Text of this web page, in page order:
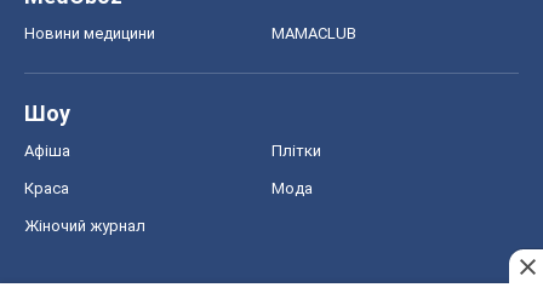
Новини медицини MAMACLUB
Шоу
Афіша Плітки
Краса Мода
Жіночий журнал